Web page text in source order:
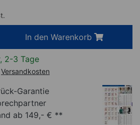
In den Warenkorb
2-3 Tage
Versandkosten
Garantie
ab 149,- € **